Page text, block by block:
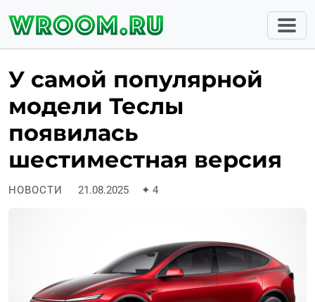
У самой популярной
модели Теслы
появилась
шестиместная версия
НОВОСТИ 21.08.2025 ✦ 4